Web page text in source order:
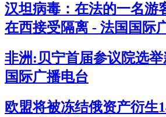
汉坦病毒：在法的一名游
在西接受隔离 - 法国国际
非洲:贝宁首届参议院选举
国际广播电台
欧盟将被冻结俄资产衍生